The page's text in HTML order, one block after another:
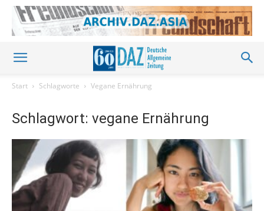
Start Schlagworte Vegane Ernährung
Schlagwort: vegane Ernährung